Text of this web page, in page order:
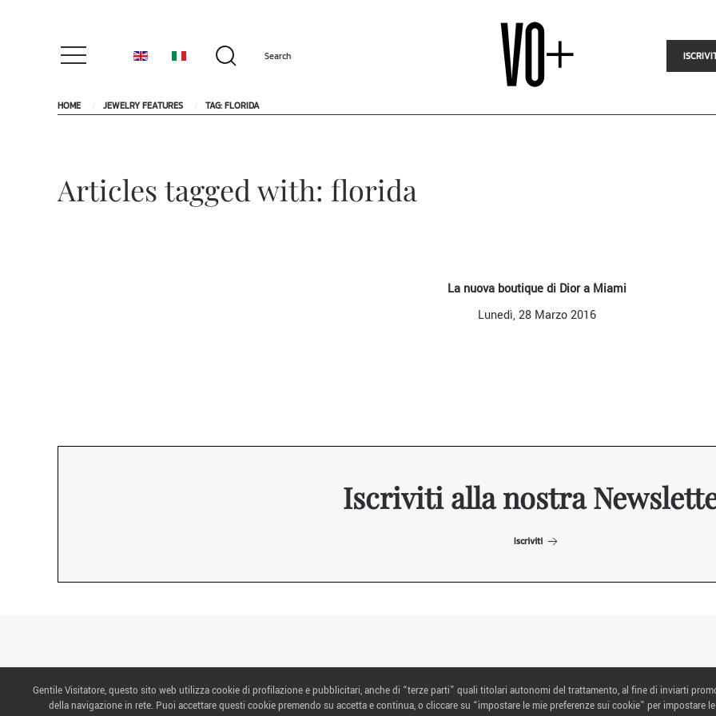
HOME JEWELRY FEATURES TAG: FLORIDA
Articles tagged with: florida
La nuova boutique di Dior a Miami
Lunedì, 28 Marzo 2016
Iscriviti alla nostra
Iscriviti
CONTATTI
Via Emilia 155, 47921 Rimini,
CF/PI 00139440408, Registro Imprese: Rimini P.I e n. Reg. Imprese 00139440408,
Gentile Visitatore, questo sito web utilizza cookie di profilazione e pubblicitari, anche di “terze parti” quali titolari autonomi del trattamento, al fine di inviarti
della navigazione in rete. Puoi accettare questi cookie premendo su accetta e continua, o cliccare su “impostare le mie preferenze sui cookie” per impostare